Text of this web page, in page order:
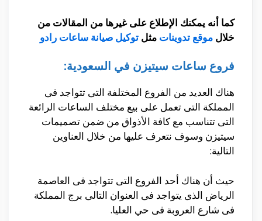
كما أنه يمكنك الإطلاع على غيرها من المقالات من
خلال موقع تدوينات مثل توكيل صيانة ساعات رادو
فروع ساعات سيتيزن في السعودية:
هناك العديد من الفروع المختلفة التى تتواجد فى
المملكة التى تعمل على بيع مختلف الساعات الرائعة
التى تتناسب مع كافة الأذواق من ضمن تصميمات
سيتيزن وسوف نتعرف عليها من خلال العناوين
التالية:
حيث أن هناك أحد الفروع التى تتواجد فى العاصمة
الرياض الذى يتواجد فى العنوان التالى برج المملكة
فى شارع العروبة فى حي العليا.